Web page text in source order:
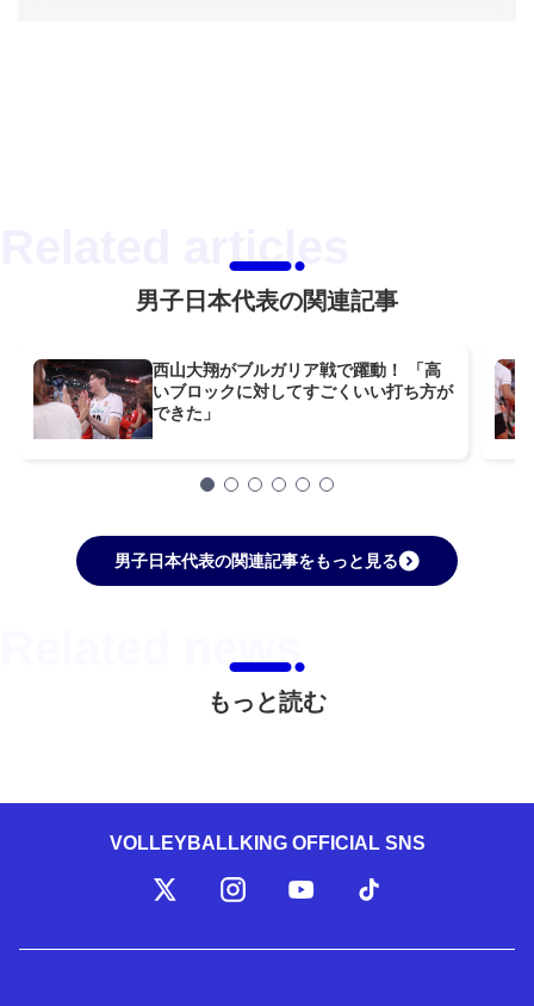
男子日本代表の関連記事
西山大翔がブルガリア戦で躍動！ 「高
いブロックに対してすごくいい打ち方が
できた」
男子日本代表の関連記事をもっと見る
もっと読む
VOLLEYBALLKING OFFICIAL SNS